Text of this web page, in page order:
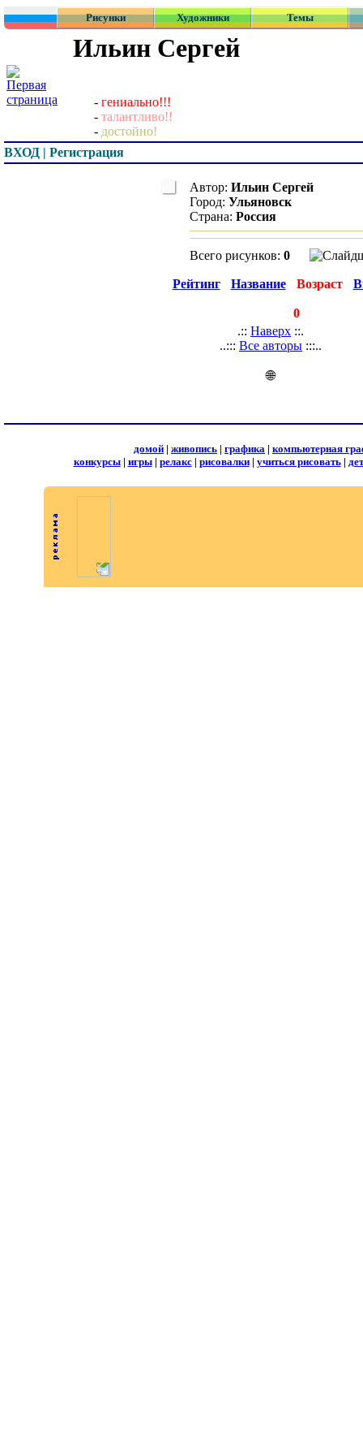
Рисунки Художники Темы
Ильин Сергей
- гениально!!!
- талантливо!!
- достойно!
ВХОД | Регистрация
Автор: Ильин Сергей
Город: Ульяновск
Страна: Россия
Всего рисунков: 0
Рейтинг Название Возраст
0
.:: Наверх ::.
..::: Все авторы :::..
🌐
домой | живопись | графика | компьютерная
конкурсы| игры| релакс| рисовалки| учиться рисовать|